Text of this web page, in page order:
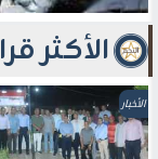
الأكثر
الأخبار